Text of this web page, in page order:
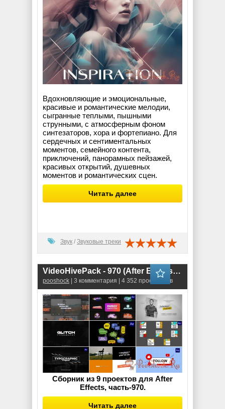
Вдохновляющие и эмоциональные,
красивые и романтические мелодии,
сыгранные теплыми, пышными
струнными, с атмосферным фоном
синтезаторов, хора и фортепиано. Для
сердечных и сентиментальных
моментов, семейного контента,
приключений, панорамных пейзажей,
красивых открытий, душевных
моментов и романтических сцен.
Читать далее
Звук / Звуковые треки
VideoHivePack - 970 (After Effects Projects Pack)
pooshock | 3 комментария | 4 352 просмотров
Сборник из 9 проектов для After
Effects, часть-970.
Читать далее